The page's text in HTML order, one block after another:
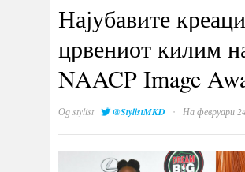
Најубавите
црвениот килим
NAACP Image
Одstylist @StylistMKD · На февруари